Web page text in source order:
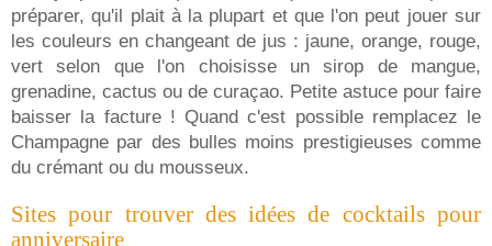
préparer, qu'il plait à la plupart et que l'on peut jouer sur
les couleurs en changeant de jus : jaune, orange, rouge,
vert selon que l'on choisisse un sirop de mangue,
grenadine, cactus ou de curaçao. Petite astuce pour faire
baisser la facture ! Quand c'est possible remplacez le
Champagne par des bulles moins prestigieuses comme
du crémant ou du mousseux.
Sites pour trouver des idées de cocktails pour
anniversaire